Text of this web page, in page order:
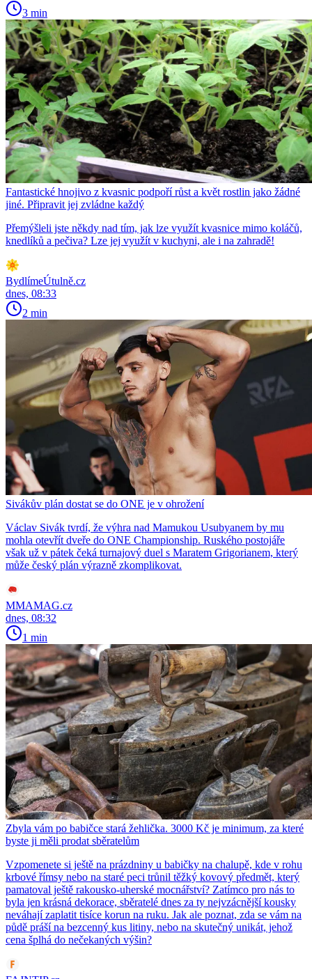
3 min
Fantastické hnojivo z kvasnic podpoří růst a květ rostlin jako žádné
jiné. Připravit jej zvládne každý
Přemýšleli jste někdy nad tím, jak lze využít kvasnice mimo koláčů,
knedlíků a pečiva? Lze jej využít v kuchyni, ale i na zahradě!
BydlímeÚtulně.cz
dnes, 08:33
2 min
Sivákův plán dostat se do ONE je v ohrožení
Václav Sivák tvrdí, že výhra nad Mamukou Usubyanem by mu
mohla otevřít dveře do ONE Championship. Ruského postojáře
však už v pátek čeká turnajový duel s Maratem Grigorianem, který
může český plán výrazně zkomplikovat.
MMAMAG.cz
dnes, 08:32
1 min
Zbyla vám po babičce stará žehlička. 3000 Kč je minimum, za které
byste ji měli prodat sběratelům
Vzpomenete si ještě na prázdniny u babičky na chalupě, kde v rohu
krbové římsy nebo na staré peci trůnil těžký kovový předmět, který
pamatoval ještě rakousko-uherské mocnářství? Zatímco pro nás to
byla jen krásná dekorace, sběratelé dnes za ty nejvzácnější kousky
neváhají zaplatit tisíce korun na ruku. Jak ale poznat, zda se vám na
půdě práší na bezcenný kus litiny, nebo na skutečný unikát, jehož
cena šplhá do nečekaných výšin?